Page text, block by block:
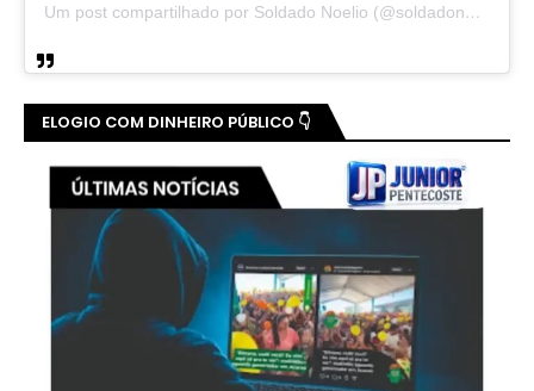
Um post compartilhado por Soldado Noelio (@soldadonoelio)
ELOGIO COM DINHEIRO PÚBLICO 👇